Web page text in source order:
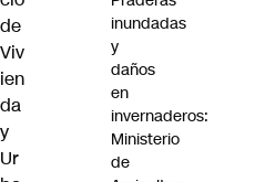
de
Viv
ien
da
y
Ur
inundadas
y
daños
en
invernaderos:
Ministerio
de